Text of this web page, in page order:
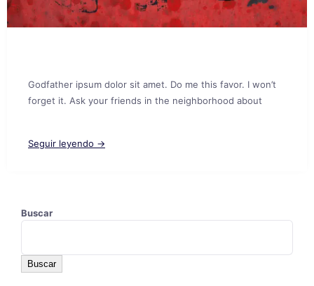
Godfather ipsum dolor sit amet. Do me this favor. I won’t
forget it. Ask your friends in the neighborhood about
Seguir leyendo →
Buscar
Buscar